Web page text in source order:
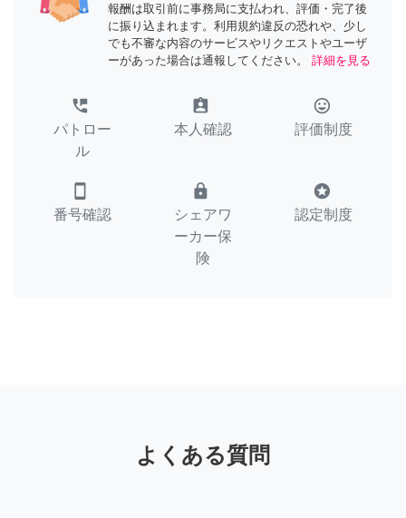
報酬は取引前に事務局に支払われ、評価・完了後
に振り込まれます。利用規約違反の恐れや、少し
でも不審な内容のサービスやリクエストやユーザ
ーがあった場合は通報してください。
詳細を見る
perm_phone_msg
パトロー
ル
assignment_ind
本人確認
tag_faces
評価制度
smartphone
番号確認
lock
シェアワ
ーカー保
険
stars
認定制度
よくある質問